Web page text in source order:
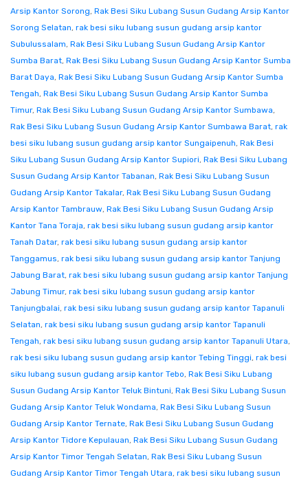
Arsip Kantor Sorong, Rak Besi Siku Lubang Susun Gudang Arsip Kantor
Sorong Selatan, rak besi siku lubang susun gudang arsip kantor
Subulussalam, Rak Besi Siku Lubang Susun Gudang Arsip Kantor
Sumba Barat, Rak Besi Siku Lubang Susun Gudang Arsip Kantor Sumba
Barat Daya, Rak Besi Siku Lubang Susun Gudang Arsip Kantor Sumba
Tengah, Rak Besi Siku Lubang Susun Gudang Arsip Kantor Sumba
Timur, Rak Besi Siku Lubang Susun Gudang Arsip Kantor Sumbawa,
Rak Besi Siku Lubang Susun Gudang Arsip Kantor Sumbawa Barat, rak
besi siku lubang susun gudang arsip kantor Sungaipenuh, Rak Besi
Siku Lubang Susun Gudang Arsip Kantor Supiori, Rak Besi Siku Lubang
Susun Gudang Arsip Kantor Tabanan, Rak Besi Siku Lubang Susun
Gudang Arsip Kantor Takalar, Rak Besi Siku Lubang Susun Gudang
Arsip Kantor Tambrauw, Rak Besi Siku Lubang Susun Gudang Arsip
Kantor Tana Toraja, rak besi siku lubang susun gudang arsip kantor
Tanah Datar, rak besi siku lubang susun gudang arsip kantor
Tanggamus, rak besi siku lubang susun gudang arsip kantor Tanjung
Jabung Barat, rak besi siku lubang susun gudang arsip kantor Tanjung
Jabung Timur, rak besi siku lubang susun gudang arsip kantor
Tanjungbalai, rak besi siku lubang susun gudang arsip kantor Tapanuli
Selatan, rak besi siku lubang susun gudang arsip kantor Tapanuli
Tengah, rak besi siku lubang susun gudang arsip kantor Tapanuli Utara,
rak besi siku lubang susun gudang arsip kantor Tebing Tinggi, rak besi
siku lubang susun gudang arsip kantor Tebo, Rak Besi Siku Lubang
Susun Gudang Arsip Kantor Teluk Bintuni, Rak Besi Siku Lubang Susun
Gudang Arsip Kantor Teluk Wondama, Rak Besi Siku Lubang Susun
Gudang Arsip Kantor Ternate, Rak Besi Siku Lubang Susun Gudang
Arsip Kantor Tidore Kepulauan, Rak Besi Siku Lubang Susun Gudang
Arsip Kantor Timor Tengah Selatan, Rak Besi Siku Lubang Susun
Gudang Arsip Kantor Timor Tengah Utara, rak besi siku lubang susun